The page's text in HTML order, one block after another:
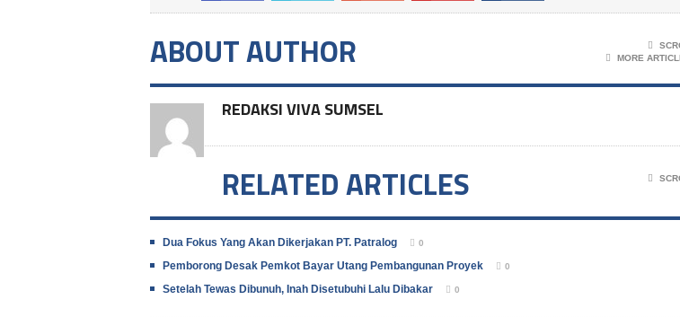
ABOUT AUTHOR
MORE
REDAKSI VIVA SUMSEL
RELATED ARTICLES
Dua Fokus Yang Akan Dikerjakan PT. Patralog 0
Pemborong Desak Pemkot Bayar Utang Pembangunan Proyek 0
Setelah Tewas Dibunuh, Inah Disetubuhi Lalu Dibakar 0